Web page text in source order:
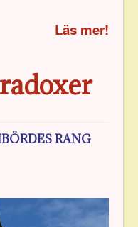
Läs mer!
RANG